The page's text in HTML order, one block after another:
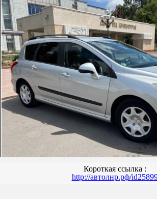
Короткая ссылка :
http://автолнр.рф/